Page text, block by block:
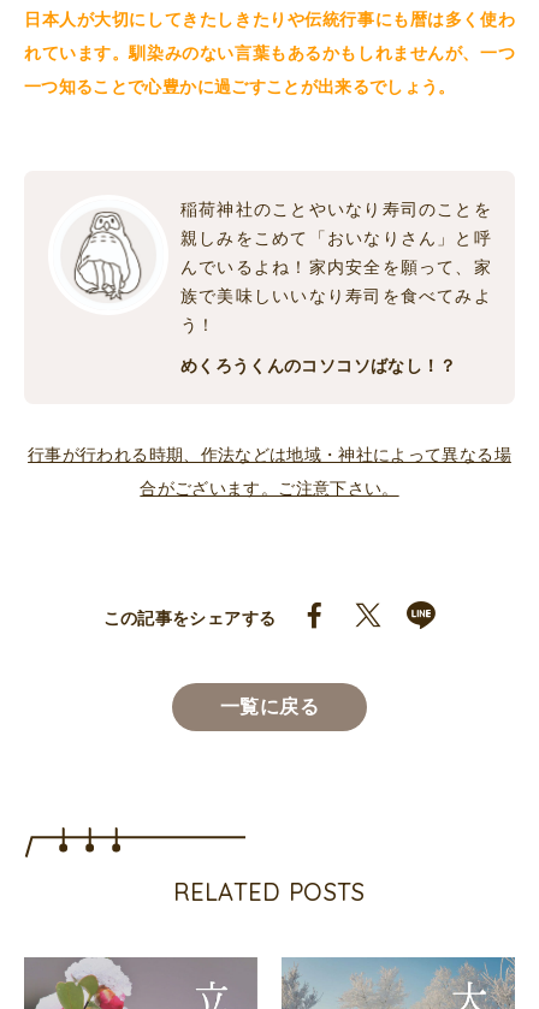
日本人が大切にしてきたしきたりや伝統行事にも暦は多く使わ
れています。馴染みのない言葉もあるかもしれませんが、一つ
一つ知ることで心豊かに過ごすことが出来るでしょう。
稲荷神社のことやいなり寿司のことを
親しみをこめて「おいなりさん」と呼
んでいるよね！家内安全を願って、家
族で美味しいいなり寿司を食べてみよ
う！
めくろうくんのコソコソばなし！？
行事が行われる時期、作法などは地域・神社によって異なる場
合がございます。ご注意下さい。
この記事をシェアする
一覧に戻る
RELATED POSTS